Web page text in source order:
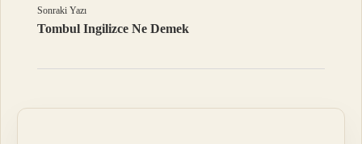
Sonraki Yazı
Tombul Ingilizce Ne Demek